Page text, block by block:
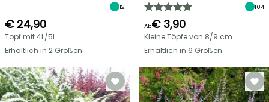
12
€ 24,90
Topf mit 4L/5L
Erhältlich in 2 Größen
104
Ab€ 3,90
Kleine Töpfe von 8/9 cm
Erhältlich in 6 Größen